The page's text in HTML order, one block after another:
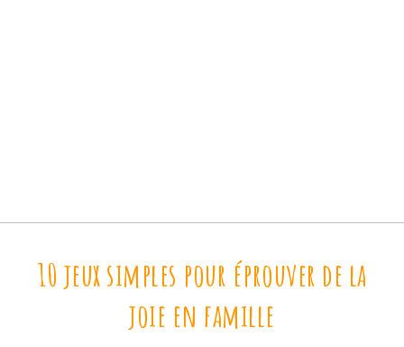
10 jeux simples pour éprouver de la
joie en famille